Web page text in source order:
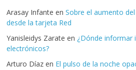
Arasay Infante enSobre el aumento
desde la tarjeta Red
Yanisleidys Zarate en ¿Dónde informar
electrónicos?
Arturo Díaz en El pulso de la noche